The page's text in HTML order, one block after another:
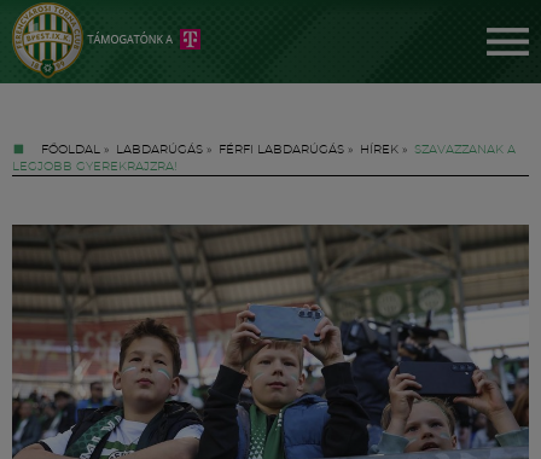
FŐOLDAL » LABDARÚGÁS » FÉRFI LABDARÚGÁS » HÍREK »
SZAVAZZANAK A
LEGJOBB GYEREKRAJZRA!
Jegyek
FM YouTube +